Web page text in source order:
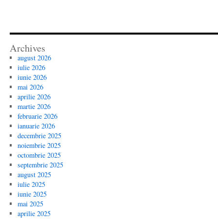
Archives
august 2026
iulie 2026
iunie 2026
mai 2026
aprilie 2026
martie 2026
februarie 2026
ianuarie 2026
decembrie 2025
noiembrie 2025
octombrie 2025
septembrie 2025
august 2025
iulie 2025
iunie 2025
mai 2025
aprilie 2025